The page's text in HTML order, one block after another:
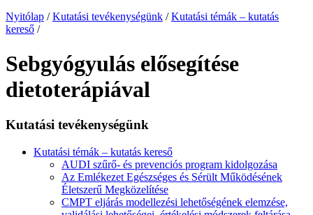
Nyitólap / Kutatási tevékenységünk / Kutatási témák – kutatás
kereső /
Sebgyógyulás elősegítése
dietoterápiával
Kutatási tevékenységünk
Kutatási témák – kutatás kereső
AUDI szűrő- és prevenciós program kidolgozása
Az Emlékezet Egészséges és Sérült Működésének
Életszerű Megközelítése
CMPT eljárás modellezési lehetőségének elemzése,